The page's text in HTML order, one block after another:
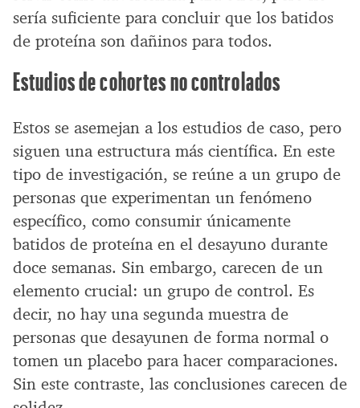
sería suficiente para concluir que los batidos
de proteína son dañinos para todos.
Estudios de cohortes no controlados
Estos se asemejan a los estudios de caso, pero
siguen una estructura más científica. En este
tipo de investigación, se reúne a un grupo de
personas que experimentan un fenómeno
específico, como consumir únicamente
batidos de proteína en el desayuno durante
doce semanas. Sin embargo, carecen de un
elemento crucial: un grupo de control. Es
decir, no hay una segunda muestra de
personas que desayunen de forma normal o
tomen un placebo para hacer comparaciones.
Sin este contraste, las conclusiones carecen de